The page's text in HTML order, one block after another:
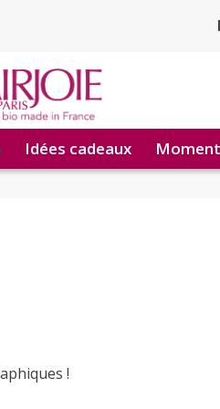
Idées cadeaux
!